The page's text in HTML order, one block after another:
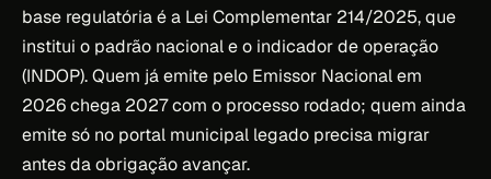
base regulatória é a Lei Complementar 214/2025, que
institui o padrão nacional e o indicador de operação
(INDOP). Quem já emite pelo Emissor Nacional em
2026 chega 2027 com o processo rodado; quem ainda
emite só no portal municipal legado precisa migrar
antes da obrigação avançar.